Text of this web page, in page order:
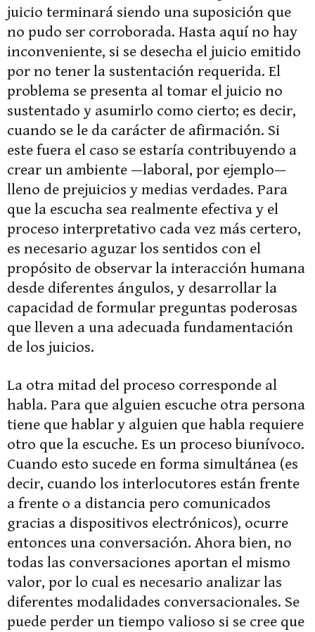
juicio terminará siendo una suposición que
no pudo ser corroborada. Hasta aquí no hay
inconveniente, si se desecha el juicio emitido
por no tener la sustentación requerida. El
problema se presenta al tomar el juicio no
sustentado y asumirlo como cierto; es decir,
cuando se le da carácter de afirmación. Si
este fuera el caso se estaría contribuyendo a
crear un ambiente —laboral, por ejemplo—
lleno de prejuicios y medias verdades. Para
que la escucha sea realmente efectiva y el
proceso interpretativo cada vez más certero,
es necesario aguzar los sentidos con el
propósito de observar la interacción humana
desde diferentes ángulos, y desarrollar la
capacidad de formular preguntas poderosas
que lleven a una adecuada fundamentación
de los juicios.
La otra mitad del proceso corresponde al
habla. Para que alguien escuche otra persona
tiene que hablar y alguien que habla requiere
otro que la escuche. Es un proceso biunívoco.
Cuando esto sucede en forma simultánea (es
decir, cuando los interlocutores están frente
a frente o a distancia pero comunicados
gracias a dispositivos electrónicos), ocurre
entonces una conversación. Ahora bien, no
todas las conversaciones aportan el mismo
valor, por lo cual es necesario analizar las
diferentes modalidades conversacionales. Se
puede perder un tiempo valioso si se cree que